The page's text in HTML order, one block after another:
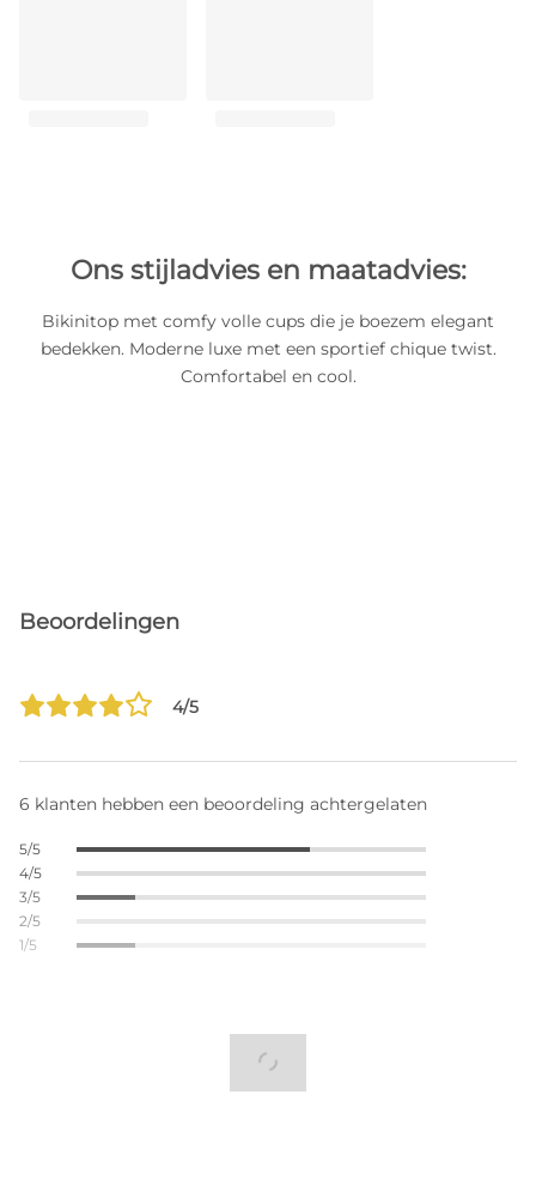
Ons stijladvies en maatadvies:
Bikinitop met comfy volle cups die je boezem elegant
bedekken. Moderne luxe met een sportief chique twist.
Comfortabel en cool.
Beoordelingen
4/5
6 klanten hebben een beoordeling achtergelaten
5/5
4/5
3/5
2/5
1/5